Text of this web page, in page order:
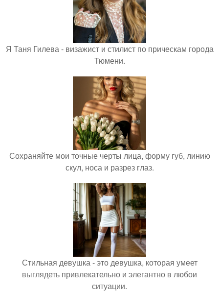
Я Таня Гилева - визажист и стилист по прическам города
Тюмени.
Сохраняйте мои точные черты лица, форму губ, линию
скул, носа и разрез глаз.
Стильная девушка - это девушка, которая умеет
выглядеть привлекательно и элегантно в любои
ситуации.